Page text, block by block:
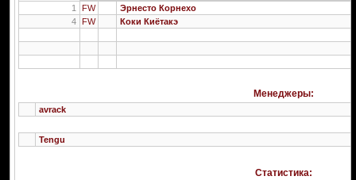
1
FW
Эрнесто Корнехо
4
FW Коки Киётакэ
Менеджеры:
avrack
Tengu
Статистика: